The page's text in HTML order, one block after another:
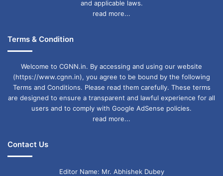
and applicable laws.
read more...
Terms & Condition
Welcome to CGNN.in. By accessing and using our website
(https://www.cgnn.in), you agree to be bound by the following
Terms and Conditions. Please read them carefully. These terms
are designed to ensure a transparent and lawful experience for all
users and to comply with Google AdSense policies.
read more...
Contact Us
Editor Name: Mr. Abhishek Dubey